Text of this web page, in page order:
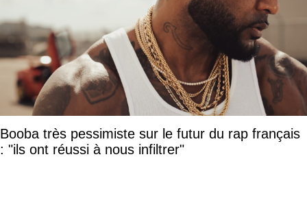
Booba très pessimiste sur le futur du rap français
: "ils ont réussi à nous infiltrer"